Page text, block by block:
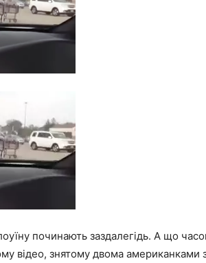
починають заздалегідь. А що
відео, знятому двома американками